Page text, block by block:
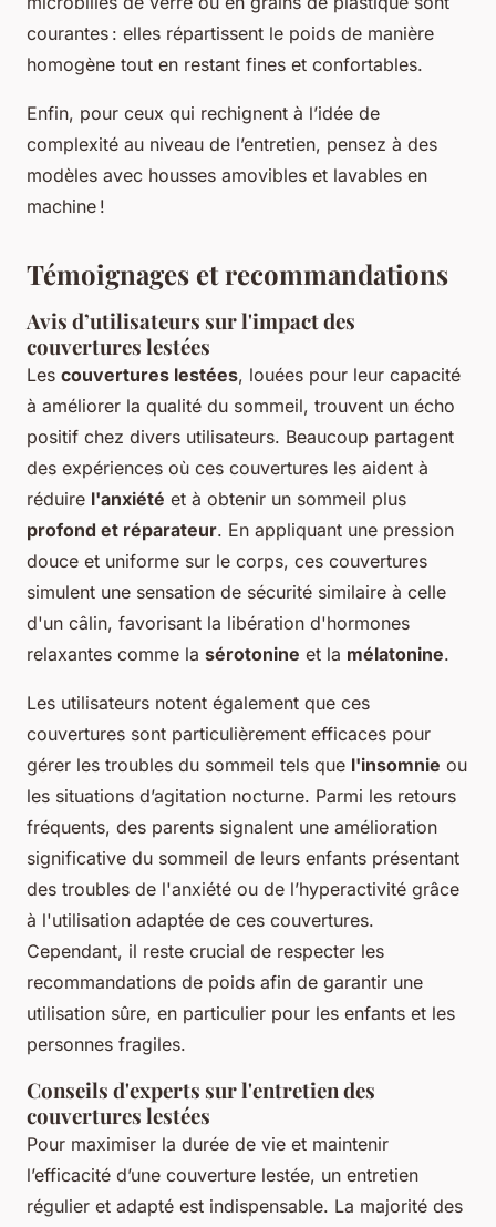
courantes : elles répartissent le poids de manière
homogène tout en restant fines et confortables.
Enfin, pour ceux qui rechignent à l’idée de
complexité au niveau de l’entretien, pensez à des
modèles avec housses amovibles et lavables en
machine !
Témoignages et recommandations
Avis d’utilisateurs sur l'impact des
couvertures lestées
Les couvertures lestées, louées pour leur capacité
à améliorer la qualité du sommeil, trouvent un écho
positif chez divers utilisateurs. Beaucoup partagent
des expériences où ces couvertures les aident à
réduire l'anxiété et à obtenir un sommeil plus
profond et réparateur. En appliquant une pression
douce et uniforme sur le corps, ces couvertures
simulent une sensation de sécurité similaire à celle
d'un câlin, favorisant la libération d'hormones
relaxantes comme la sérotonine et la mélatonine.
Les utilisateurs notent également que ces
couvertures sont particulièrement efficaces pour
gérer les troubles du sommeil tels que l'insomnie ou
les situations d’agitation nocturne. Parmi les retours
fréquents, des parents signalent une amélioration
significative du sommeil de leurs enfants présentant
des troubles de l'anxiété ou de l’hyperactivité grâce
à l'utilisation adaptée de ces couvertures.
Cependant, il reste crucial de respecter les
recommandations de poids afin de garantir une
utilisation sûre, en particulier pour les enfants et les
personnes fragiles.
Conseils d'experts sur l'entretien des
couvertures lestées
Pour maximiser la durée de vie et maintenir
l’efficacité d’une couverture lestée, un entretien
régulier et adapté est indispensable. La majorité des